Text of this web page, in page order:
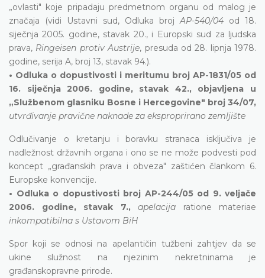
„ovlasti" koje pripadaju predmetnom organu od malog je
značaja (vidi Ustavni sud, Odluka brojAP-540/04 od 18.
siječnja 2005. godine, stavak 20., i Europski sud za ljudska
prava, Ringeisen protiv Austrije, presuda od 28. lipnja 1978.
godine, serija A, broj 13, stavak 94.).
• Odluka o dopustivosti i meritumu broj AP-1831/05 od
16. siječnja 2006. godine, stavak 42., objavljena u
„Službenom glasniku Bosne i Hercegovine" broj 34/07,
utvrđivanje pravične naknade za eksproprirano zemljište
Odlučivanje o kretanju i boravku stranaca isključiva je
nadležnost državnih organa i ono se ne može podvesti pod
koncept „građanskih prava i obveza" zaštićen člankom 6.
Europske konvencije.
• Odluka o dopustivosti broj AP-244/05 od 9. veljače
2006. godine, stavak 7.,
apelacija ratione materiae
inkompatibilna s Ustavom BiH
Spor koji se odnosi na apelantičin tužbeni zahtjev da se
ukine služnost na njezinim nekretninama je
građanskopravne prirode.